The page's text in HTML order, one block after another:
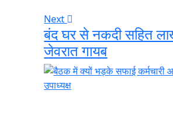
Next
बंद घर से नकदी सहित
जेवरात गायब